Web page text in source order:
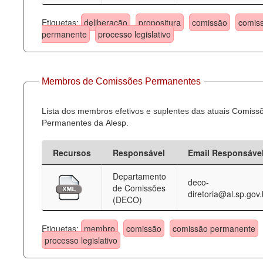
Etiquetas: deliberação propositura comissão
permanente
processo legislativo
Membros de Comissões Permanentes
Lista dos membros efetivos e suplentes das atuais
Permanentes da Alesp.
Recursos Responsável
Email
Departamento
de Comissões
(DECO)
deco-
Etiquetas: membro comissão
comissão permanente
processo legislativo